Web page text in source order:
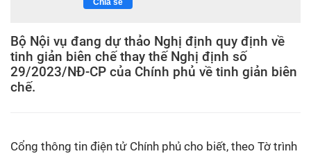
Chia sẻ
Bộ Nội vụ đang dự thảo Nghị định quy định về
tinh giản biên chế thay thế Nghị định số
29/2023/NĐ-CP của Chính phủ về tinh giản biên
chế.
Cổng thông tin điện tử Chính phủ cho biết, theo Tờ trình